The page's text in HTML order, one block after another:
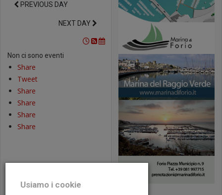
PREVIOUS DAY
NEXT DAY
Non ci sono eventi
Share
Tweet
Share
Share
Share
Share
Usiamo i cookie